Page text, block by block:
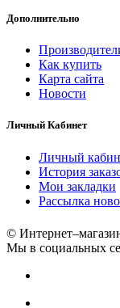
Дополнительно
Как купить
Карта сайта
Новости
Личный Кабинет
Личный
История
Мои закладки
Рассылка
©
Мы в социальных